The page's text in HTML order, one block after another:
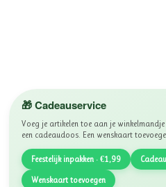
🎁 Cadeauservice
Voeg je artikelen toe aan je
een cadeaudoos. Een wenskaart
Feestelijk inpakken · €1,99
Wenskaart toevoegen